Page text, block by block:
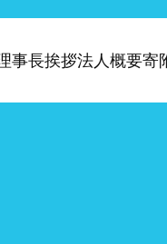
事長挨拶法人概要寄